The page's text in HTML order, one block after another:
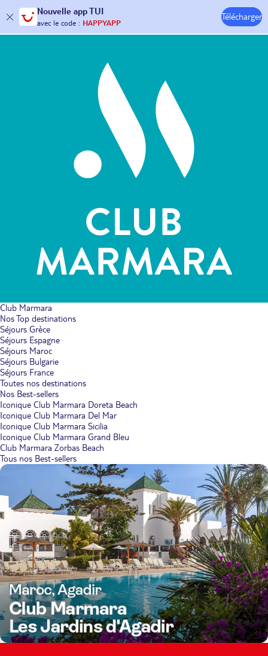
Nouvelle app TUI
30€ offerts*sur votrevoyage !
Télécharger
Hôtels & Clubs
Club Marmara
Nos Top destinations
Séjours Grèce
Séjours Espagne
Séjours Maroc
Séjours Bulgarie
Séjours France
Toutes nos destinations
Nos Best-sellers
Iconique Club Marmara Doreta Beach
Iconique Club Marmara Del Mar
Iconique Club Marmara Sicilia
Iconique Club Marmara Grand Bleu
Club Marmara Zorbas Beach
Tous nos Best-sellers